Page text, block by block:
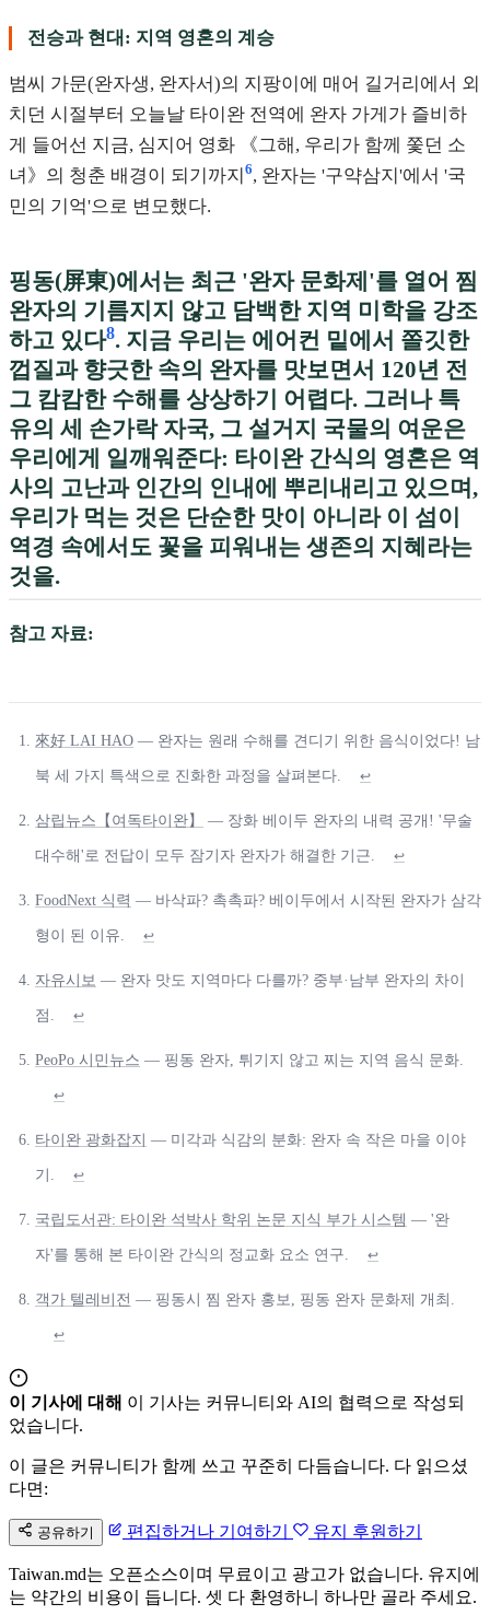
전승과 현대: 지역 영혼의 계승
범씨 가문(완자생, 완자서)의 지팡이에 매어 길거리에서 외
치던 시절부터 오늘날 타이완 전역에 완자 가게가 즐비하
게 들어선 지금, 심지어 영화 《그해, 우리가 함께 쫓던 소
녀》의 청춘 배경이 되기까지 6, 완자는 '구약삼지'에서 '국
민의 기억'으로 변모했다.
핑동(屏東)에서는 최근 '완자 문화제'를 열어 찜
완자의 기름지지 않고 담백한 지역 미학을 강조
하고 있다8. 지금 우리는 에어컨 밑에서 쫄깃한
껍질과 향긋한 속의 완자를 맛보면서 120년 전
그 캄캄한 수해를 상상하기 어렵다. 그러나 특
유의 세 손가락 자국, 그 설거지 국물의 여운은
우리에게 일깨워준다: 타이완 간식의 영혼은 역
사의 고난과 인간의 인내에 뿌리내리고 있으며,
우리가 먹는 것은 단순한 맛이 아니라 이 섬이
역경 속에서도 꽃을 피워내는 생존의 지혜라는
것을.
참고 자료:
來好 LAI HAO — 완자는 원래 수해를 견디기 위한 음식이었다! 남
북 세 가지 특색으로 진화한 과정을 살펴본다. ↩
삼립뉴스【여독타이완】 — 장화 베이두 완자의 내력 공개! '무술
대수해'로 전답이 모두 잠기자 완자가 해결한 기근. ↩
FoodNext 식력 — 바삭파? 촉촉파? 베이두에서 시작된 완자가 삼각
형이 된 이유. ↩
자유시보 — 완자 맛도 지역마다 다를까? 중부·남부 완자의 차이
점. ↩
PeoPo 시민뉴스 — 핑동 완자, 튀기지 않고 찌는 지역 음식 문화.
↩
타이완 광화잡지 — 미각과 식감의 분화: 완자 속 작은 마을 이야
기. ↩
국립도서관: 타이완 석박사 학위 논문 지식 부가 시스템 — '완
자'를 통해 본 타이완 간식의 정교화 요소 연구. ↩
객가 텔레비전 — 핑동시 찜 완자 홍보, 핑동 완자 문화제 개최.
↩
이 기사에 대해 이 기사는 커뮤니티와 AI의 협력으로 작성되
었습니다.
이 글은 커뮤니티가 함께 쓰고 꾸준히 다듬습니다. 다 읽으셨
다면:
공유하기 편집하거나 기여하기 유지 후원하기
Taiwan.md는 오픈소스이며 무료이고 광고가 없습니다. 유지에
는 약간의 비용이 듭니다. 셋 다 환영하니 하나만 골라 주세요.